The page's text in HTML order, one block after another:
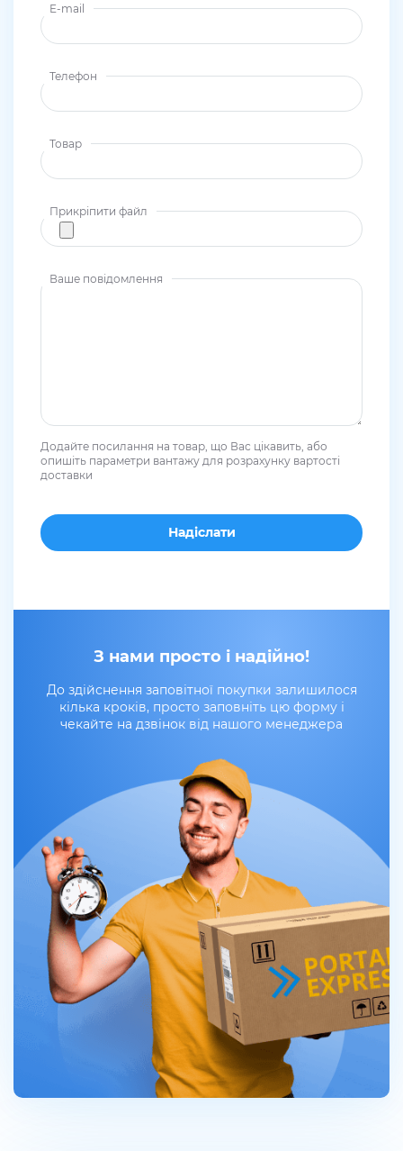
З нами просто і надійно!
До здійснення заповітної покупки залишилося
кілька кроків, просто заповніть цю форму і
чекайте на дзвінок від нашого менеджера
E-mail
Телефон
Товар
Прикріпити файл
Ваше повідомлення
Додайте посилання на товар, що Вас цікавить, або
опишіть параметри вантажу для розрахунку вартості
доставки